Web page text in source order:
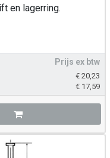
en lagerring.
Prijs ex btw
€ 20,23
€ 17,59